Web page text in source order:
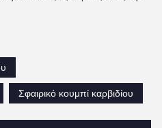
Σφαιρικό κουμπί καρβιδίου